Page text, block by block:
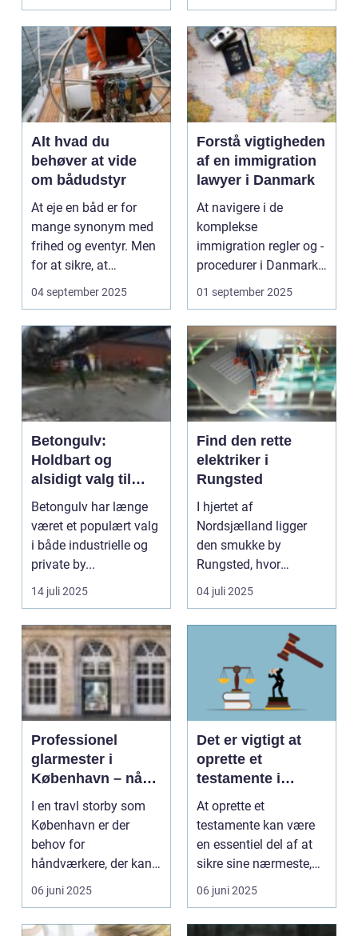
Alt hvad du
behøver at vide
om bådudstyr
At eje en båd er for
mange synonym med
frihed og eventyr. Men
for at sikre, at
oplevelsen til ...
04 september 2025
Forstå vigtigheden
af en immigration
lawyer i Danmark
At navigere i de
komplekse
immigration regler og -
procedurer i Danmark
kan være en
udfordrende...
01 september 2025
Betongulv:
Holdbart og
alsidigt valg til
moderne byggeri
Betongulv har længe
været et populært valg
i både industrielle og
private by...
14 juli 2025
Find den rette
elektriker i
Rungsted
I hjertet af
Nordsjælland ligger
den smukke by
Rungsted, hvor
behovet for en
kvalificeret elek...
04 juli 2025
Professionel
glarmester i
København – når
kvalitet og service
går hånd i hånd
I en travl storby som
København er der
behov for
håndværkere, der kan
levere kval...
06 juni 2025
Det er vigtigt at
oprette et
testamente i
Hedensted
At oprette et
testamente kan være
en essentiel del af at
sikre sine nærmeste,
når ...
06 juni 2025